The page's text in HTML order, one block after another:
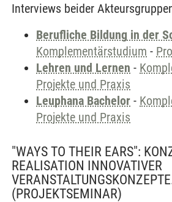
Interviews beider
Berufliche Bildung in der
Komplementärstudium -
Lehren und Lernen -
Projekte und Praxis
Leuphana Bachelor -
Projekte und Praxis
"WAYS TO THEIR EARS":
REALISATION INNOVATIVER
(PROJEKTSEMINAR)